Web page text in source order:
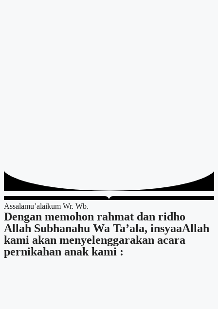
Assalamu’alaikum Wr. Wb.
Dengan memohon rahmat dan ridho
Allah Subhanahu Wa Ta’ala, insyaaAllah
kami akan menyelenggarakan acara
pernikahan anak kami :